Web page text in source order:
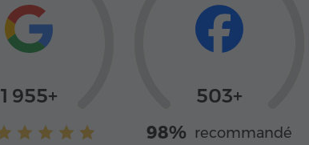
1 955+ 503+
98% recommandé